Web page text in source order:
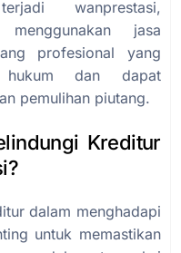
wanprestasi,
jasa
profesional yang
hukum dan dapat
pemulihan piutang.
Kreditur
dalam menghadapi
untuk memastikan